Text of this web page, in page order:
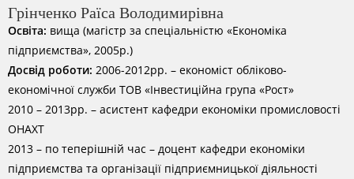
Грінченко Раїса Володимирівна
Освіта: вища (магістр за спеціальністю «Економіка
підприємства», 2005р.)
Досвід роботи: 2006-2012рр. – економіст обліково-
економічної служби ТОВ «Інвестиційна група «Рост»
2010 – 2013рр. – асистент кафедри економіки промисловості
ОНАХТ
2013 – по теперішній час – доцент кафедри економіки
підприємства та організації підприємницької діяльності